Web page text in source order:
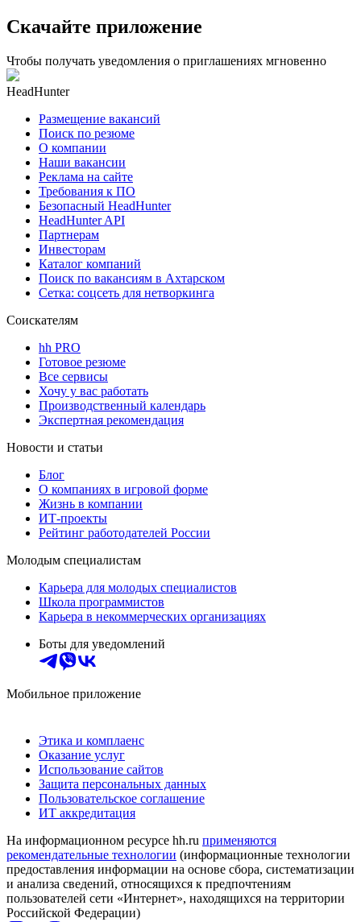
Скачайте приложение
Чтобы получать уведомления о приглашениях мгновенно
HeadHunter
Размещение вакансий
Поиск по резюме
О компании
Наши вакансии
Реклама на сайте
Требования к ПО
Безопасный HeadHunter
HeadHunter API
Партнерам
Инвесторам
Каталог компаний
Поиск по вакансиям в Ахтарском
Сетка: соцсеть для нетворкинга
Соискателям
hh PRO
Готовое резюме
Все сервисы
Хочу у вас работать
Производственный календарь
Экспертная рекомендация
Новости и статьи
Блог
О компаниях в игровой форме
Жизнь в компании
ИТ-проекты
Рейтинг работодателей России
Молодым специалистам
Карьера для молодых специалистов
Школа программистов
Карьера в некоммерческих организациях
Боты для уведомлений
Мобильное приложение
Этика и комплаенс
Оказание услуг
Использование сайтов
Защита персональных данных
Пользовательское соглашение
ИТ аккредитация
На информационном ресурсе hh.ru применяются
рекомендательные технологии (информационные технологии
предоставления информации на основе сбора, систематизации
и анализа сведений, относящихся к предпочтениям
пользователей сети «Интернет», находящихся на территории
Российской Федерации)